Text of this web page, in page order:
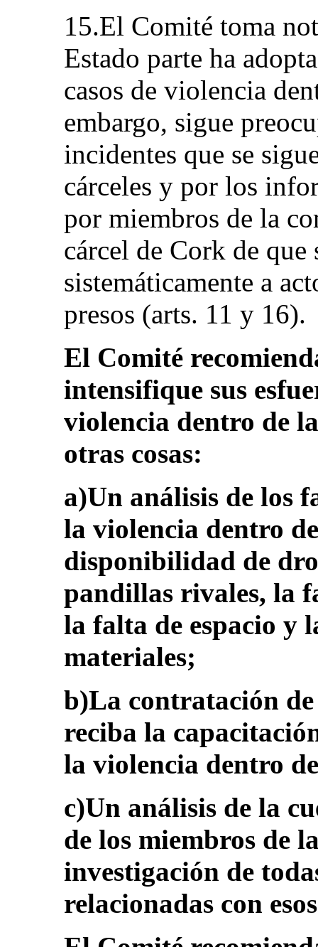
15.El Comité toma
Estado parte ha
casos de violencia
embargo, sigue
incidentes que se
cárceles y por los
por miembros de la
cárcel de Cork de que
sistemáticamente a
presos (arts. 11 y 16).
El Comité
intensifique sus
violencia dentro de
otras cosas:
a)Un análisis de los
la violencia dentro
disponibilidad de
pandillas rivales, la
la falta de espacio y
materiales;
b)La contratación
reciba la
la violencia dentro
c)Un análisis de la
de los miembros de
investigación de
relacionadas con